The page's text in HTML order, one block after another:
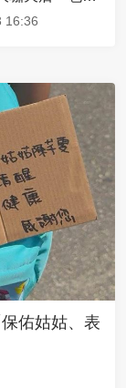
喊累
16:36
佑姑姑、表